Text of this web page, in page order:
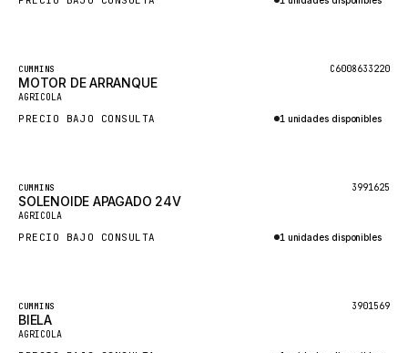
FORD
JLC
KONECRANES
TAYLOR
Destacado
CUMMINS C6008633220
MOTOR DE ARRANQUE
AGRICOLA
PRECIO BAJO CONSULTA 1 unidades disponibles
Destacado
CUMMINS 3991625
SOLENOIDE APAGADO 24V
AGRICOLA
PRECIO BAJO CONSULTA 1 unidades disponibles
Destacado
CUMMINS 3901569
BIELA
AGRICOLA